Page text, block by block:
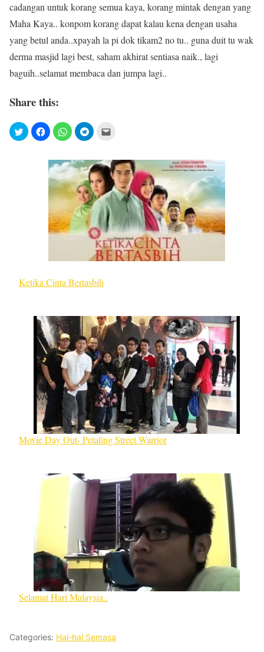
cadangan untuk korang semua kaya, korang mintak dengan yang
Maha Kaya.. konpom korang dapat kalau kena dengan usaha
yang betul anda..xpayah la pi dok tikam2 no tu.. guna duit tu wak
derma masjid lagi best, saham akhirat sentiasa naik., lagi
baguih..selamat membaca dan jumpa lagi..
Share this:
Ketika Cinta Bertasbih
Movie Day Out- Petaling Street Warrior
Selamat Hari Malaysia..
Categories: Hal-hal Semasa